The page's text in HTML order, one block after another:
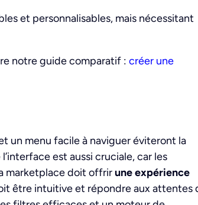
et personnalisables, mais nécessitant
notre guide comparatif : créer une
un menu facile à naviguer éviteront la
est aussi cruciale, car les
marketplace doit offrirune expérience
être intuitive et répondre aux attentes